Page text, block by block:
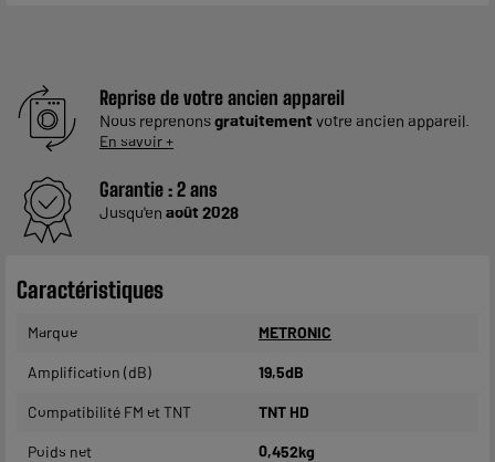
Reprise de votre ancien appareil
Nous reprenonsgratuitement votre ancien appareil.
En savoir +
Garantie :2 ans
Jusqu'en août 2028
Caractéristiques
Marque METRONIC
Amplification (dB) 19,5dB
Compatibilité FM et TNT TNT HD
Poids net 0,452kg